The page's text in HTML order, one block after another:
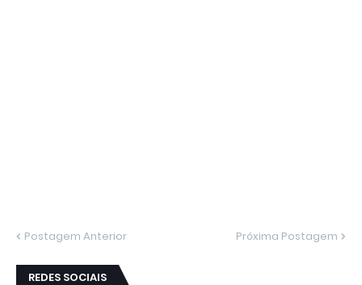
Postagem Anterior Próxima Postagem
REDES SOCIAIS